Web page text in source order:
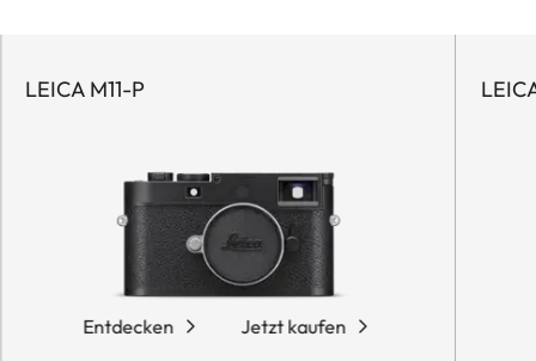
LEICA M11-P
Entdecken Jetzt kaufen